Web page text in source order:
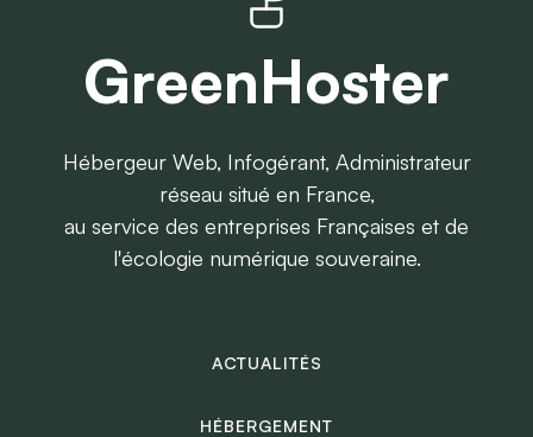
GreenHoster
Hébergeur Web, Infogérant, Administrateur
réseau situé en France,
au service des entreprises Françaises et de
l'écologie numérique souveraine.
ACTUALITÉS
HÉBERGEMENT